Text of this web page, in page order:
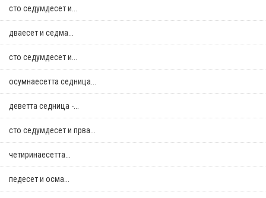
сто седумдесет и...
дваесет и седма...
сто седумдесет и...
осумнaесетта седница...
деветта седница -...
сто седумдесет и прва...
четиринаесетта...
педесет и осма...